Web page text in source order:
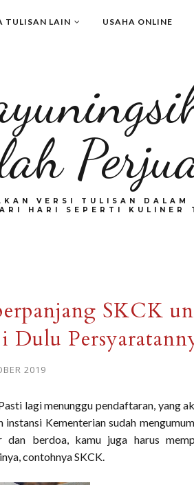
TULISAN LAIN USAHA ONLINE
VERSI TULISAN
HARI SEPERTI KULINER
SKCK
Dulu
2019
lagi menunggu pendaftaran, yang
Kementerian sudah
berdoa, kamu juga harus
contohnya SKCK.